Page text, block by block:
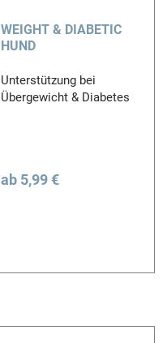
WEIGHT & DIABETIC
HUND
Unterstützung bei
Übergewicht & Diabetes
ab 5,99 €